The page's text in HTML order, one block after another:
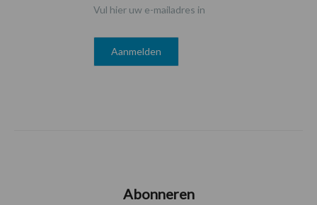
Vul hier uw e-mailadres in
Abonneren